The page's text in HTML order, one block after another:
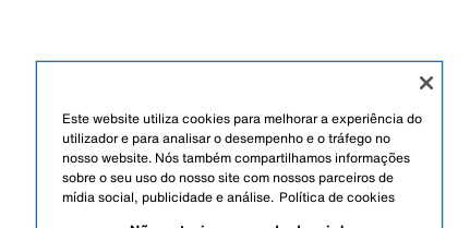
Este website utiliza cookies para melhorar a experiência do
utilizador e para analisar o desempenho e o tráfego no
nosso website. Nós também compartilhamos informações
sobre o seu uso do nosso site com nossos parceiros de
mídia social, publicidade e análise. Política de cookies